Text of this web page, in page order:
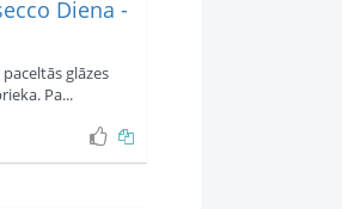
Diena -
glāzes
Pa...